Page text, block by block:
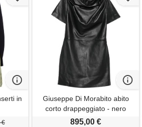
in
€
Giuseppe Di Morabito abito
corto drappeggiato - nero
895,00 €